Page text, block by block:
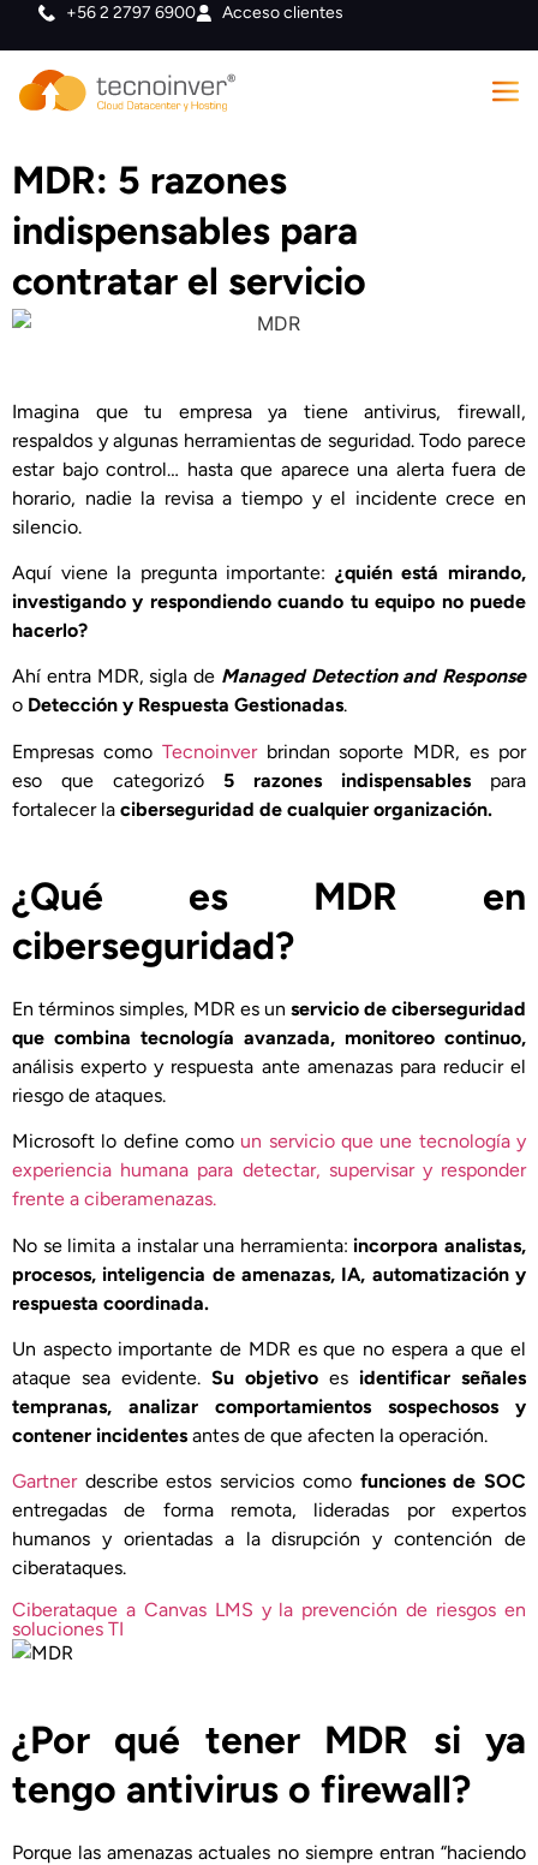
+56 2 2797 6900 Acceso clientes
MDR: 5 razones
indispensables para
contratar el servicio
Imagina que tu empresa ya tiene antivirus, firewall,
respaldos y algunas herramientas de seguridad. Todo parece
estar bajo control… hasta que aparece una alerta fuera de
horario, nadie la revisa a tiempo y el incidente crece en
silencio.
Aquí viene la pregunta importante: ¿quién está mirando,
investigando y respondiendo cuando tu equipo no puede
hacerlo?
Ahí entra MDR, sigla de Managed Detection and Response
o Detección y Respuesta Gestionadas.
Empresas como Tecnoinverbrindan soporte MDR, es por
eso que categorizó 5 razones indispensables para
fortalecer la ciberseguridad de cualquier organización.
¿Qué es MDR en
ciberseguridad?
En términos simples, MDR es un servicio de ciberseguridad
que combina tecnología avanzada, monitoreo continuo,
análisis experto y respuesta ante amenazas para reducir el
riesgo de ataques.
Microsoft lo define como un servicio que une tecnología y
experiencia humana para detectar, supervisar y responder
frente a ciberamenazas.
No se limita a instalar una herramienta: incorpora analistas,
procesos, inteligencia de amenazas, IA, automatización y
respuesta coordinada.
Un aspecto importante de MDR es que no espera a que el
ataque sea evidente. Su objetivo es identificar señales
tempranas, analizar comportamientos sospechosos y
contener incidentes antes de que afecten la operación.
Gartnerdescribe estos servicios como funciones de SOC
entregadas de forma remota, lideradas por expertos
humanos y orientadas a la disrupción y contención de
ciberataques.
Ciberataque a Canvas LMS y la prevención de riesgos en
soluciones TI
¿Por qué tener MDR si ya
tengo antivirus o firewall?
Porque las amenazas actuales no siempre entran “haciendo